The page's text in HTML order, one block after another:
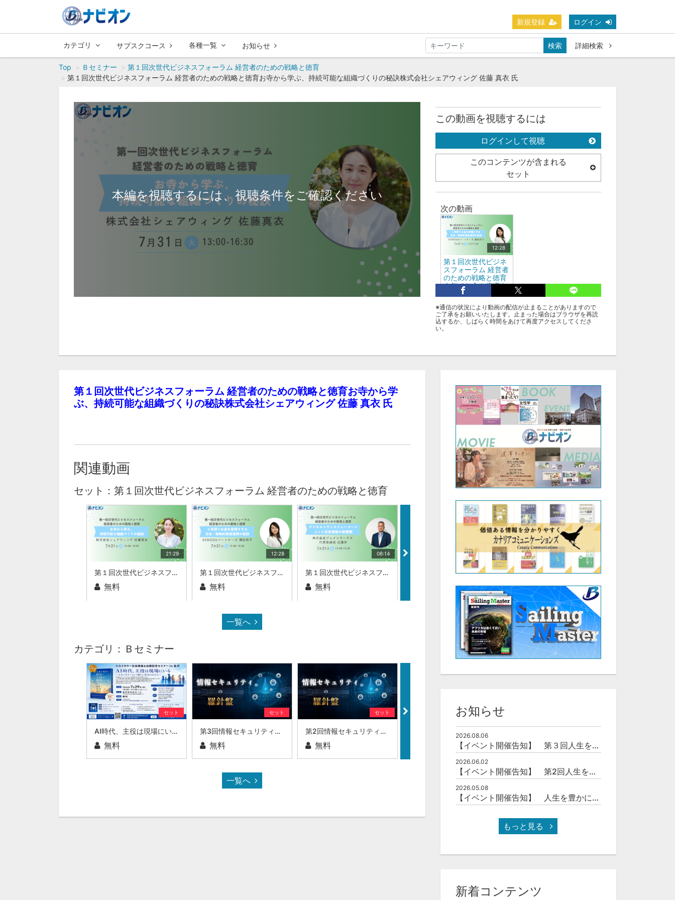
新規登録 ログイン
カテゴリ サブスクコース 各種一覧 お知らせ 検索 詳細検索
Top Ｂセミナー
第１回次世代ビジネスフォーラム 経営者のための戦略と徳育
第１回次世代ビジネスフォーラム 経営者のための戦略と徳育お寺から学ぶ、持続可能な組織づくりの秘訣株式会社シェアウィング 佐藤 真衣 氏
本編を視聴するには、視聴条件をご確認ください
この動画を視聴するには
ログインして視聴
このコンテンツが含まれる
セット
次の動画
12:28
第１回次世代ビジネ
スフォーラム 経営者
のための戦略と徳育
６年でお金を倍増さ
せる方法：戦略的資
DAパートナーズ 園
田 悠子 氏
次世代ビジネスフォーラム
経営者のための戦略と徳育
※通信の状況により動画の配信が止まることがありますので
ご了承をお願いいたします。止まった場合はブラウザを再読
込するか、しばらく時間をあけて再度アクセスしてくださ
い。
第１回次世代ビジネスフォーラム 経営者のための戦略と徳育お寺から学
ぶ、持続可能な組織づくりの秘訣株式会社シェアウィング 佐藤 真衣 氏
関連動画
セット：第１回次世代ビジネスフォーラム 経営者のための戦略と徳育
21:29
第１回次世代ビジネスフォーラム 経営者のための戦略と徳育お寺から学ぶ、持続可能な組織づくりの秘訣株式会社シェアウィング 佐藤 真衣 氏
無料
12:28
第１回次世代ビジネスフォーラム 経営者のための戦略と徳育６年でお金を倍増させる方法：戦略的資産運用の秘訣SONODAパートナーズ 園田 悠子 氏
無料
06:14
第１回次世代ビジネスフォーラム 経営者のための戦略と徳育デジタルトランスフォーメーションと社会貢献の新展開株式会社ブレインワークス 近藤 昇 氏
無料
30:23
第１回次世代ビジネスフォーラム 経営者のための戦略と徳育「主人公を間違えるな！：顧客中心のブランド戦略」ロイ・マーケティングデザイン株式会社 代表取締役 宮野 隆聖 氏
31:03
第１回次世代ビジネスフォーラム 経営者のための戦略と徳育徳と経営：人と会社の持ち味を活かす経営株式会社アイパートナー 社長 三村 邦久 氏
無料
一覧へ
カテゴリ：Ｂセミナー
セット
AI時代、主役は現場にいる ～スカイカラーという新しい社会のかたち～
無料
セット
第3回情報セキュリティの羅針盤
無料
セット
第2回情報セキュリティの羅針盤
無料
セット
¥5,000
一覧へ
お知らせ
2026.08.06
【イベント開催告知】 第３回人生を豊かにする「本の力」を学ぶ会
2026.06.02
【イベント開催告知】 第2回人生を豊かにする「本の力」を学ぶ会
2026.05.08
【イベント開催告知】 人生を豊かにする「本の力」を学ぶ会
もっと見る
新着コンテンツ